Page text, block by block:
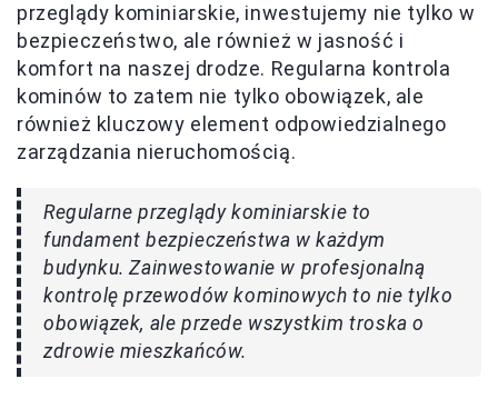
przeglądy kominiarskie, inwestujemy nie tylko w
bezpieczeństwo, ale również w jasność i
komfort na naszej drodze. Regularna kontrola
kominów to zatem nie tylko obowiązek, ale
również kluczowy element odpowiedzialnego
zarządzania nieruchomością.
Regularne przeglądy kominiarskie to
fundament bezpieczeństwa w każdym
budynku. Zainwestowanie w profesjonalną
kontrolę przewodów kominowych to nie tylko
obowiązek, ale przede wszystkim troska o
zdrowie mieszkańców.